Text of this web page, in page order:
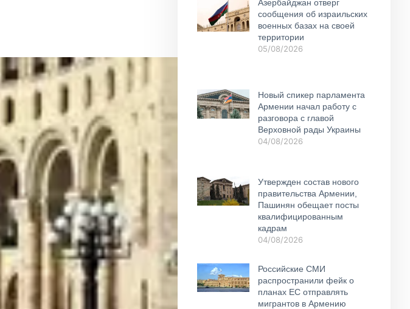
Азербайджан отверг
сообщения об израильских
военных базах на своей
территории
05/08/2026
Новый спикер парламента
Армении начал работу с
разговора с главой
Верховной рады Украины
04/08/2026
Утвержден состав нового
правительства Армении,
Пашинян обещает посты
квалифицированным
кадрам
04/08/2026
Российские СМИ
распространили фейк о
планах ЕС отправлять
мигрантов в Армению